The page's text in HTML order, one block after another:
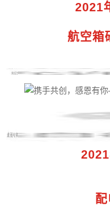
2021
航空箱